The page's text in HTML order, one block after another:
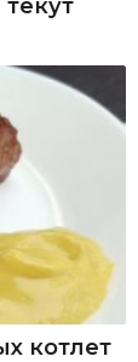
котлет